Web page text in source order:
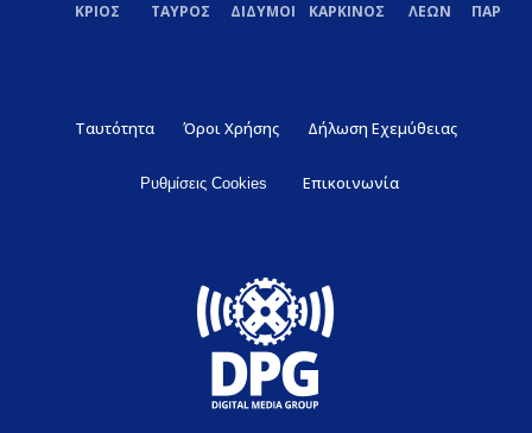
ΚΡΙΟΣ ΤΑΥΡΟΣ ΔΙΔΥΜΟΙ ΚΑΡΚΙΝΟΣ ΛΕΩΝ
Ταυτότητα Όροι Χρήσης Δήλωση Εχεμύθειας
Ρυθμίσεις Cookies Επικοινωνία